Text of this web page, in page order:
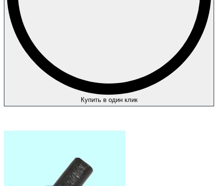
Купить в один клик